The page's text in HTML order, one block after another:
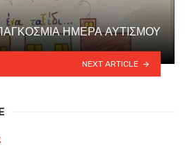
ΗΜΕΡΑ ΑΥΤΙΣΜΟΥ
NEXT ARTICLE